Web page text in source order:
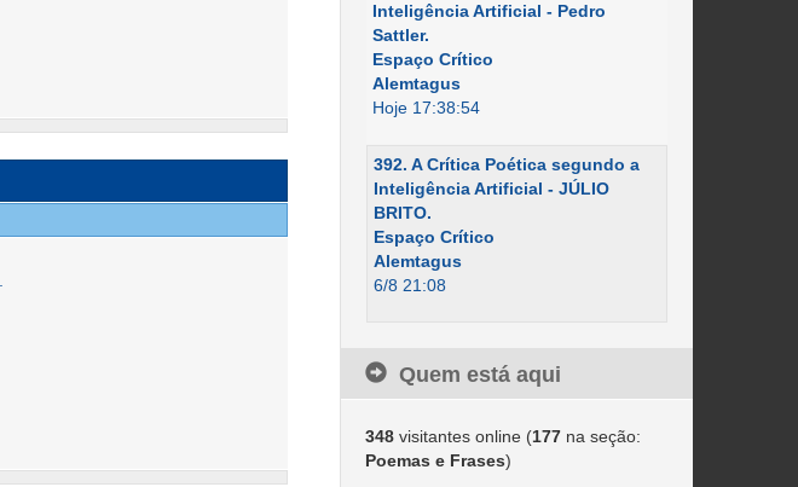
Inteligência Artificial - Pedro
Sattler.
Espaço Crítico
Alemtagus
Hoje 17:38:54
392. A Crítica Poética segundo a
Inteligência Artificial - JÚLIO
BRITO.
Espaço Crítico
Alemtagus
6/8 21:08
Quem está aqui
348visitantes online (177na seção:
Poemas e Frases)